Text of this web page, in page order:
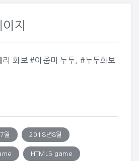
지
리 화보 #아줌마 누두, #누두화보
월 2018년8월
HTML5 game